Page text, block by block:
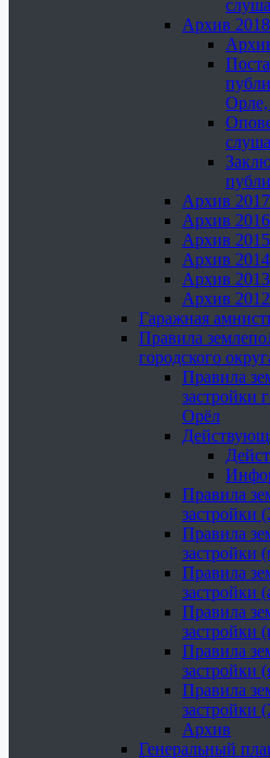
Архив 2018
Орле,
Архив 2017
Архив 2016
Архив 2015
Архив 2014
Архив 2013
Архив 2012
Гаражная
Правила
городского
Правила
застройки
Орёл
Правила
застройки
Правила
застройки
Правила
застройки
Правила
застройки
Правила
застройки
Правила
застройки
Архив
Генеральный